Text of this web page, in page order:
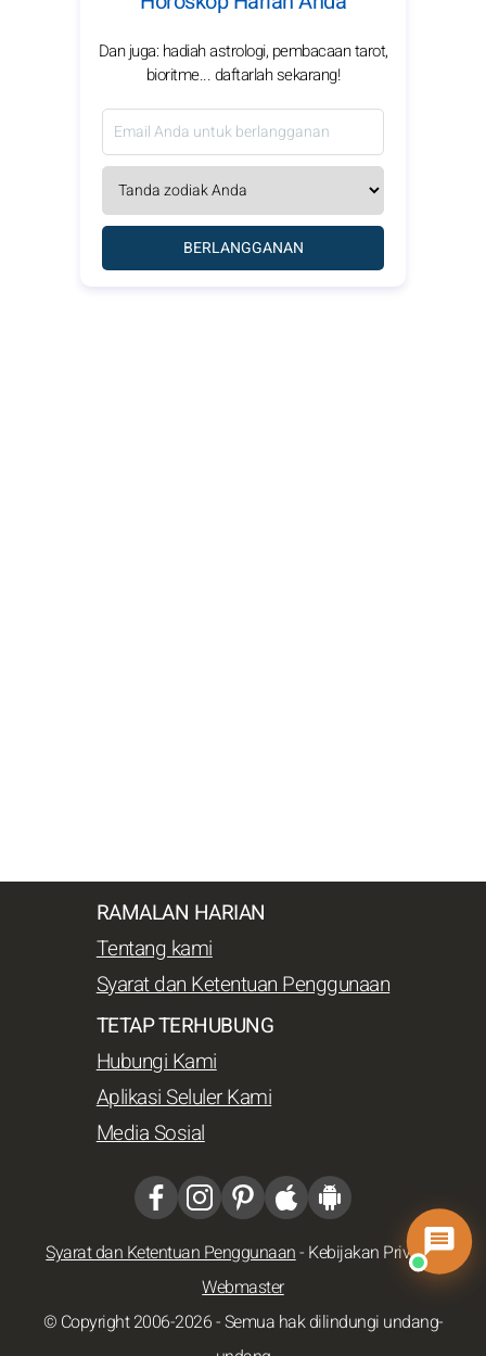
Dan juga: hadiah astrologi, pembacaan tarot,
bioritme... daftarlah sekarang!
BERLANGGANAN
RAMALAN HARIAN
Tentang kami
Syarat dan Ketentuan Penggunaan
TETAP TERHUBUNG
Hubungi Kami
Aplikasi Seluler Kami
Media Sosial
Syarat dan Ketentuan Penggunaan- Kebijakan Privasi-
Webmaster
© Copyright 2006-2026 - Semua hak dilindungi undang-